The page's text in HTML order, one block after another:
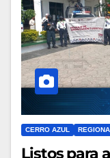
CERRO AZUL
Listos para